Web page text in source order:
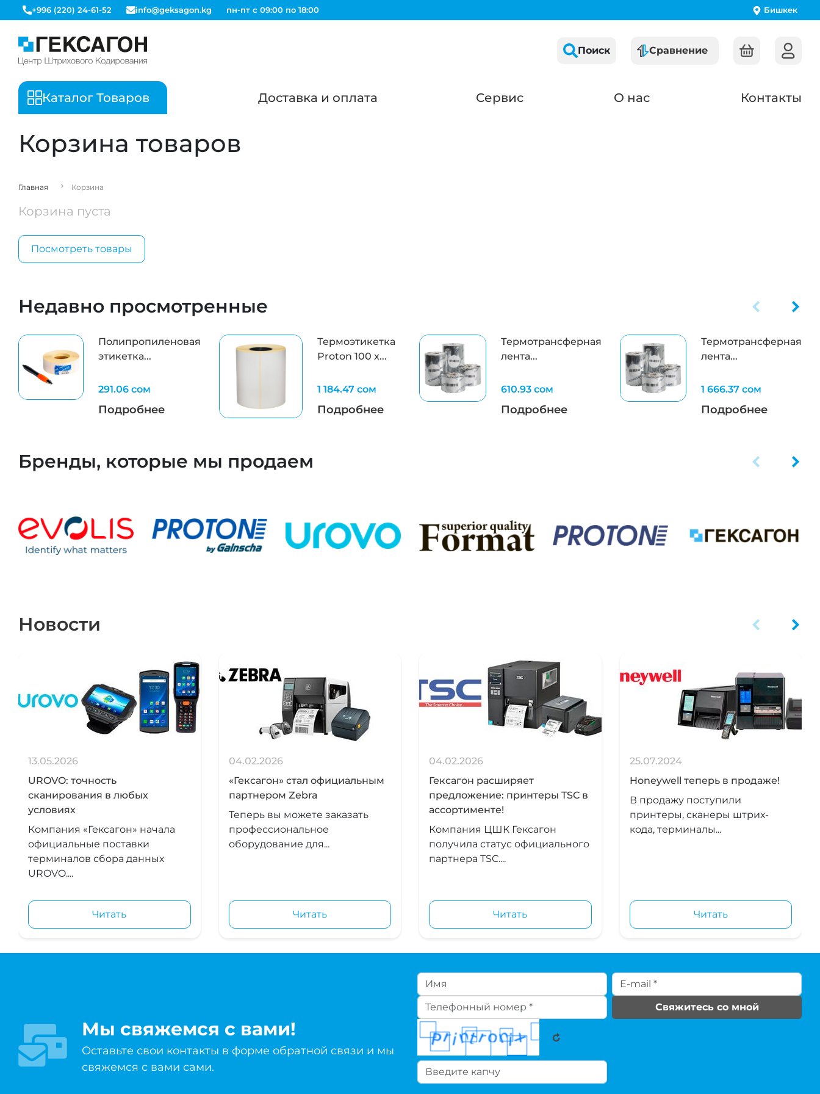
+996 (220) 24-61-52 info@geksagon.kg пн-пт с 09:00 по 18:00 Бишкек
Поиск Сравнение
Каталог Товаров Доставка и оплата Сервис О нас Контакты
Корзина товаров
Главная Корзина
Корзина пуста
Посмотреть товары
Недавно просмотренные
Полипропиленовая
этикетка...
291.06 сом
Подробнее
Термоэтикетка
Proton 100 x...
1 184.47 сом
Подробнее
Термотрансферная
лента...
610.93 сом
Подробнее
Термотрансферная
лента...
1 666.37 сом
Подробнее
Бренды, которые мы продаем
Новости
13.05.2026
UROVO: точность
сканирования в любых
условиях
Компания «Гексагон» начала
официальные поставки
терминалов сбора данных
UROVO....
Читать
04.02.2026
«Гексагон» стал официальным
партнером Zebra
Теперь вы можете заказать
профессиональное
оборудование для...
Читать
04.02.2026
Гексагон расширяет
предложение: принтеры TSC в
ассортименте!
Компания ЦШК Гексагон
получила статус официального
партнера TSC....
Читать
25.07.2024
Honeywell теперь в продаже!
В продажу поступили
принтеры, сканеры штрих-
кода, терминалы...
Читать
Мы свяжемся с вами!
Оставьте свои контакты в форме обратной связи и мы
свяжемся с вами сами.
Свяжитесь со мной